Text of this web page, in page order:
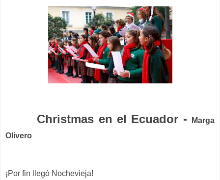
Christmas en el Ecuador -
Marga
Olivero
¡Por fin llegó Nochevieja!